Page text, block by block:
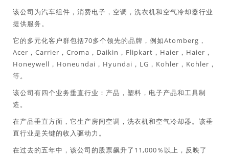
该公司为汽车组件，消费电子，空调，洗衣机和空气冷却器行业
提供服务。
它的多元化客户群包括70多个领先的品牌，例如Atomberg，
Acer，Carrier，Croma，Daikin，Flipkart，Haier，Haier，
Honeywell，Honeundai，Hyundai，LG，Kohler，Kohler，
等。
该公司有四个业务垂直行业：产品，塑料，电子产品和工具制
造。
在产品垂直方面，它生产房间空调，洗衣机和空气冷却器。该垂
直行业是关键的收入驱动力。
在过去的五年中，该公司的股票飙升了11,000％以上，反映了